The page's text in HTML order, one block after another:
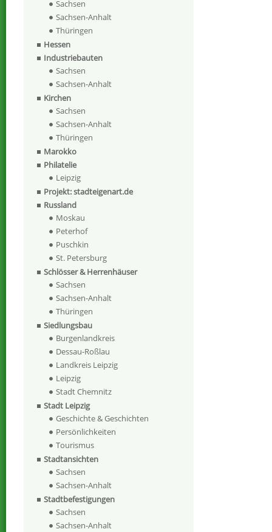
Sachsen
Sachsen-Anhalt
Thüringen
Hessen
Industriebauten
Sachsen
Sachsen-Anhalt
Kirchen
Sachsen
Sachsen-Anhalt
Thüringen
Marokko
Philatelie
Leipzig
Projekt: stadteigenart.de
Russland
Moskau
Peterhof
Puschkin
St. Petersburg
Schlösser & Herrenhäuser
Sachsen
Sachsen-Anhalt
Thüringen
Siedlungsbau
Burgenlandkreis
Dessau-Roßlau
Landkreis Leipzig
Leipzig
Stadt Chemnitz
Stadt Leipzig
Geschichte & Geschichten
Persönlichkeiten
Tourismus
Stadtansichten
Sachsen
Sachsen-Anhalt
Stadtbefestigungen
Sachsen
Sachsen-Anhalt